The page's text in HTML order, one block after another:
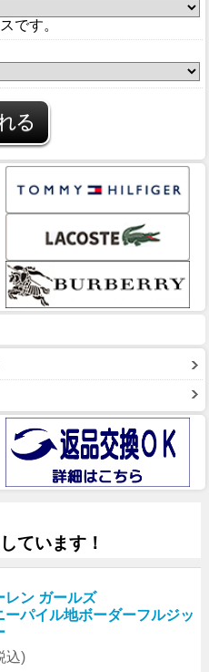
です。
ています！
レン ガールズ
ーパイル地ボーダーフルジッ
込)